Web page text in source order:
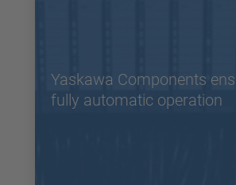
Yaskawa Components
fully automatic operation